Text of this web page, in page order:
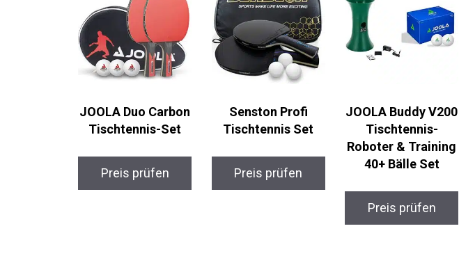
JOOLA Duo Carbon
Tischtennis-Set
Preis prüfen
Senston Profi
Tischtennis Set
Preis prüfen
JOOLA Buddy V200
Tischtennis-
Roboter & Training
40+ Bälle Set
Preis prüfen